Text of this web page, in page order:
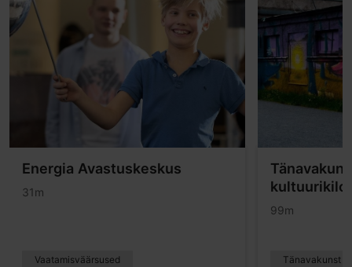
Energia Avastuskeskus
31m
Vaatamisväärsused
99m
Tänavakunst